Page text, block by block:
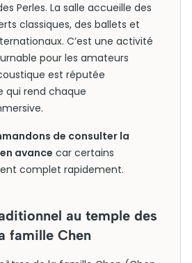
Perles. La salle accueille des
classiques, des ballets et
C’est une activité
pour les amateurs
est réputée
qui rend chaque
de consulter la
avance car certains
complet rapidement.
au temple des
famille Chen